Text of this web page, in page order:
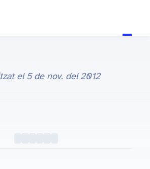
el 5 de nov. del 2012